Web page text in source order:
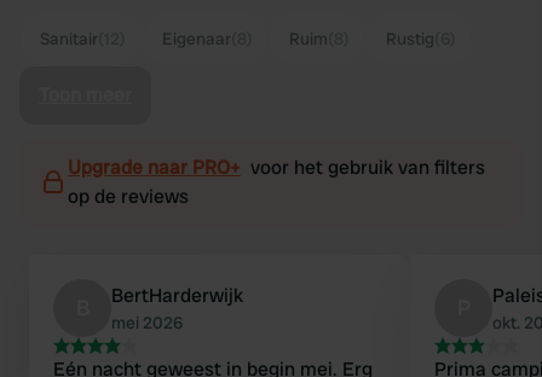
Sanitair Eigenaar Ruim Rustig
Upgrade naar PRO+ voor het gebruik van filters
op de reviews
BertHarderwijk
mei 2026
Eén nacht geweest in begin mei. Erg
okt.
Prima